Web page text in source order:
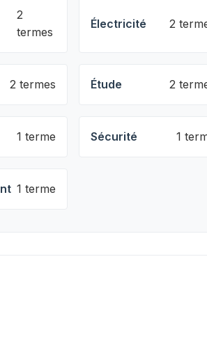
2
termes
Électricité 2
2 termes Étude 2
1 terme Sécurité 1
1 terme